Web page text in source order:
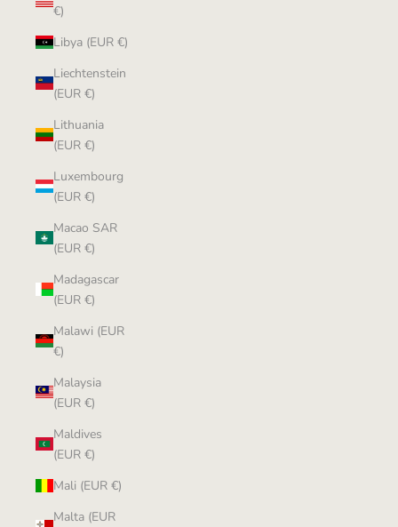
€)
Libya (EUR €)
Liechtenstein
(EUR €)
Lithuania
(EUR €)
Luxembourg
(EUR €)
Macao SAR
(EUR €)
Madagascar
(EUR €)
Malawi (EUR
€)
Malaysia
(EUR €)
Maldives
(EUR €)
Mali (EUR €)
Malta (EUR